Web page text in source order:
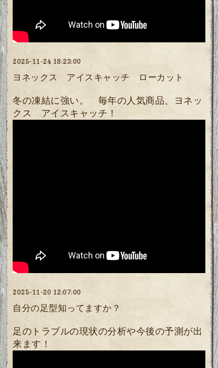
2025-11-24 18:23:00
ヨネックス アイスキャッチ ローカット
冬の凍結に強い。 毎年の人気商品、ヨネッ
クス アイスキャッチ！
2025-11-20 12:07:00
自分の足型知ってますか？
足のトラブルの現状の分析や今後の予測が出
来ます！